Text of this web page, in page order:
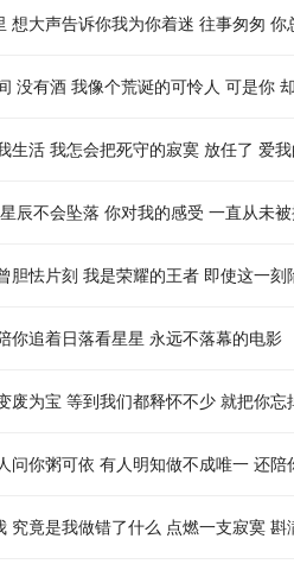
想大声告诉你我为你着迷 往事匆匆
没有酒 我像个荒诞的可怜人 可是你
生活 我怎会把死守的寂寞 放任了 爱
辰不会坠落 你对我的感受 一直从未被
胆怯片刻 我是荣耀的王者 即使这一
你追着日落看星星 永远不落幕的电影
废为宝 等到我们都释怀不少 就把你忘
问你粥可依 有人明知做不成唯一 还陪
究竟是我做错了什么 点燃一支寂寞 斟